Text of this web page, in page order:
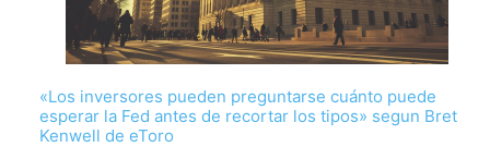
«Los inversores pueden preguntarse cuánto puede
esperar la Fed antes de recortar los tipos» segun Bret
Kenwell de eToro